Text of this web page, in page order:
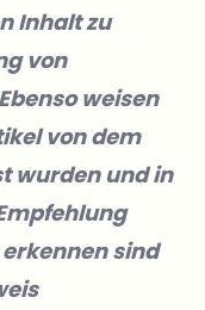
Inhalt zu
von
weisen
von dem
wurden und in
sind